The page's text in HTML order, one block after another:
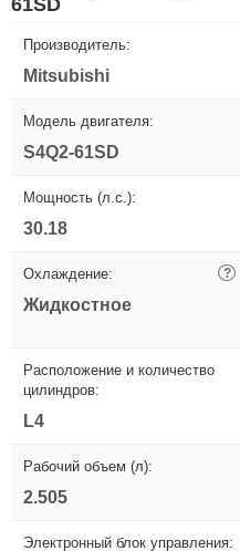
Производитель:
Mitsubishi
Модель двигателя:
S4Q2-61SD
Мощность (л.с.):
30.18
Охлаждение: ?
Жидкостное
Расположение и количество
цилиндров:
L4
Рабочий объем (л):
2.505
Электронный блок управления: